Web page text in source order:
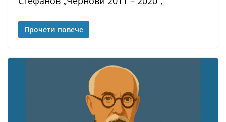
Прочети повече